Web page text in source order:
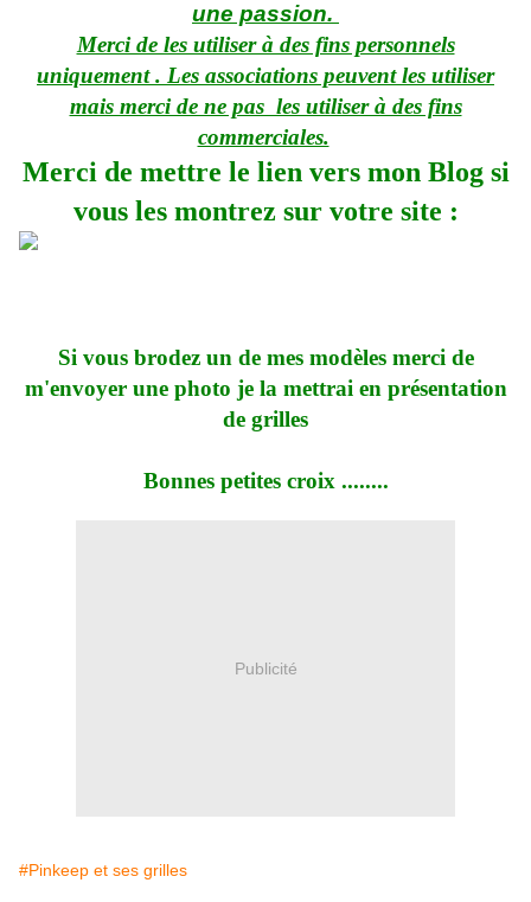
une passion.
Merci de les utiliser à des fins personnels
uniquement . Les associations peuvent les utiliser
mais merci de ne pas les utiliser à des fins
commerciales.
Merci de mettre le lien vers mon Blog si
vous les montrez sur votre site :
Si vous brodez un de mes modèles merci de
m'envoyer une photo je la mettrai en présentation
de grilles
Bonnes petites croix ........
Publicité
#Pinkeep et ses grilles